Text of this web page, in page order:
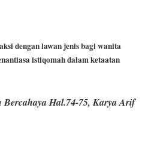
dengan lawan jenis bagi wanita
istiqomah dalam ketaatan
Bercahaya Hal.74-75, Karya Arif